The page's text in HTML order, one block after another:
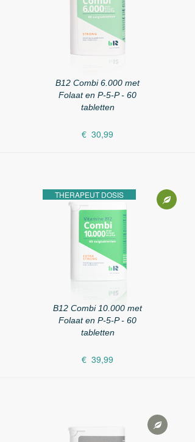
B12 Combi 6.000 met
Folaat en P-5-P - 60
tabletten
€ 30,99
B12 Combi 10.000 met
Folaat en P-5-P - 60
tabletten
THERAPEUT DOSIS
€ 39,99